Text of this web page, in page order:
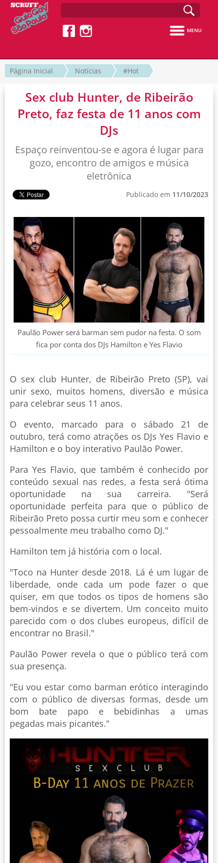
MENU
Página Inicial Notícias #Hot
Sex club Hunter, de Ribeirão
Preto, faz festa de 11 anos com
DJs
Espaço reinventou-se e agora é lugar para
gozo, encontro de amigos e música
eletrônica
Publicado em 11/10/2023
Paulão Power será barman sem pudor na festa. O som
fica por conta dos DJs Hamilton e Yes Flavio
O sex club Hunter, de Ribeirão Preto (SP), vai
unir sexo, muitos homens, diversão e música
para celebrar seus 11 anos.
O evento, marcado para o sábado 21 de
outubro, terá como atrações os DJs Yes Flavio e
Hamilton e o boy interativo Paulão Power.
Para Yes Flavio, que também é conhecido por
conteúdo sexual nas redes, a festa será ótima
oportunidade na sua carreira. "Será
oportunidade perfeita para que o público de
Ribeirão Preto possa curtir meu som e conhecer
pessoalmente meu trabalho como DJ."
Hamilton tem já história com o local.
"Toco na Hunter desde 2018. Lá é um lugar de
liberdade, onde cada um pode fazer o que
quiser, em que todos os tipos de homens são
bem-vindos e se divertem. Um conceito muito
parecido com o dos clubes europeus, difícil de
encontrar no Brasil."
Paulão Power revela o que o público terá com
sua presença.
"Eu vou estar como barman erótico interagindo
com o público de diversas formas, desde um
bom bate papo e bebidinhas a umas
pegadas mais picantes."